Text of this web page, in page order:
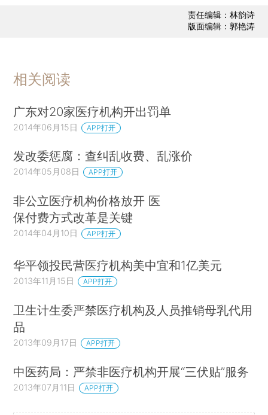
责任编辑：林韵诗
版面编辑：郭艳涛
相关阅读
广东对20家医疗机构开出罚单
2014年06月15日 APP打开
发改委惩腐：查纠乱收费、乱涨价
2014年05月08日 APP打开
非公立医疗机构价格放开 医
保付费方式改革是关键
2014年04月10日 APP打开
华平领投民营医疗机构美中宜和1亿美元
2013年11月15日 APP打开
卫生计生委严禁医疗机构及人员推销母乳代用
品
2013年09月17日 APP打开
中医药局：严禁非医疗机构开展“三伏贴”服务
2013年07月11日 APP打开